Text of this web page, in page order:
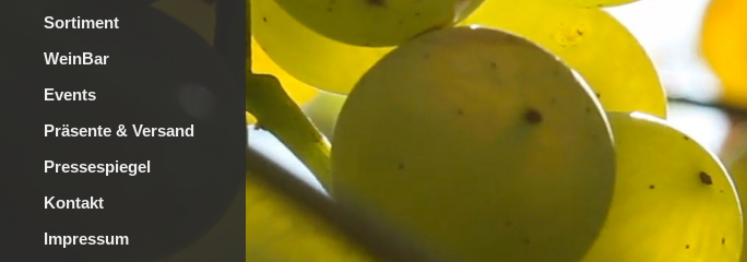
Sortiment
WeinBar
Events
Präsente & Versand
Pressespiegel
Kontakt
Impressum